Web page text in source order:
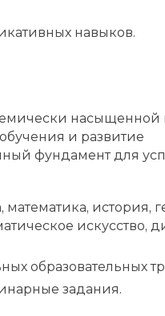
навыков.
насыщенной
и развитие
фундамент для
история,
искусство,
образовательных
задания.